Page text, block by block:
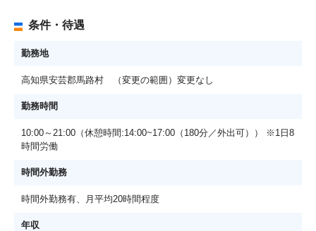
条件・待遇
勤務地
高知県安芸郡馬路村 （変更の範囲）変更なし
勤務時間
10:00～21:00（休憩時間:14:00~17:00（180分／外出可）） ※1日8
時間労働
時間外勤務
時間外勤務有、月平均20時間程度
年収